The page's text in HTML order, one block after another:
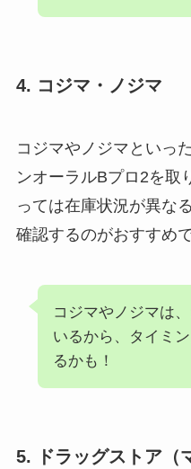
4. コジマ・ノジマ
コジマやノジマといっ
ンオーラルBプロ2を取
っては在庫状況が異な
確認するのがおすすめで
コジマやノジマは
いるから、タイミ
るかも！
5. ドラッグストア（